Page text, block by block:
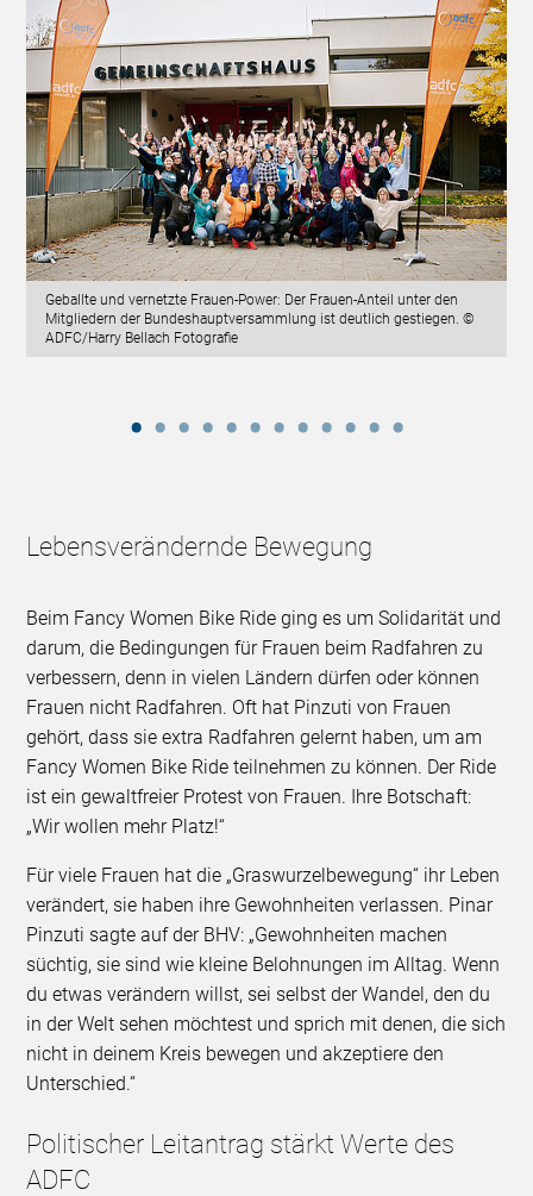
Geballte und vernetzte Frauen-Power: Der Frauen-Anteil unter den
Mitgliedern der Bundeshauptversammlung ist deutlich gestiegen. ©
ADFC/Harry Bellach Fotografie
Lebensverändernde Bewegung
Beim Fancy Women Bike Ride ging es um Solidarität und
darum, die Bedingungen für Frauen beim Radfahren zu
verbessern, denn in vielen Ländern dürfen oder können
Frauen nicht Radfahren. Oft hat Pinzuti von Frauen
gehört, dass sie extra Radfahren gelernt haben, um am
Fancy Women Bike Ride teilnehmen zu können. Der Ride
ist ein gewaltfreier Protest von Frauen. Ihre Botschaft:
„Wir wollen mehr Platz!“
Für viele Frauen hat die „Graswurzelbewegung“ ihr Leben
verändert, sie haben ihre Gewohnheiten verlassen. Pinar
Pinzuti sagte auf der BHV: „Gewohnheiten machen
süchtig, sie sind wie kleine Belohnungen im Alltag. Wenn
du etwas verändern willst, sei selbst der Wandel, den du
in der Welt sehen möchtest und sprich mit denen, die sich
nicht in deinem Kreis bewegen und akzeptiere den
Unterschied.“
Politischer Leitantrag stärkt Werte des
ADFC